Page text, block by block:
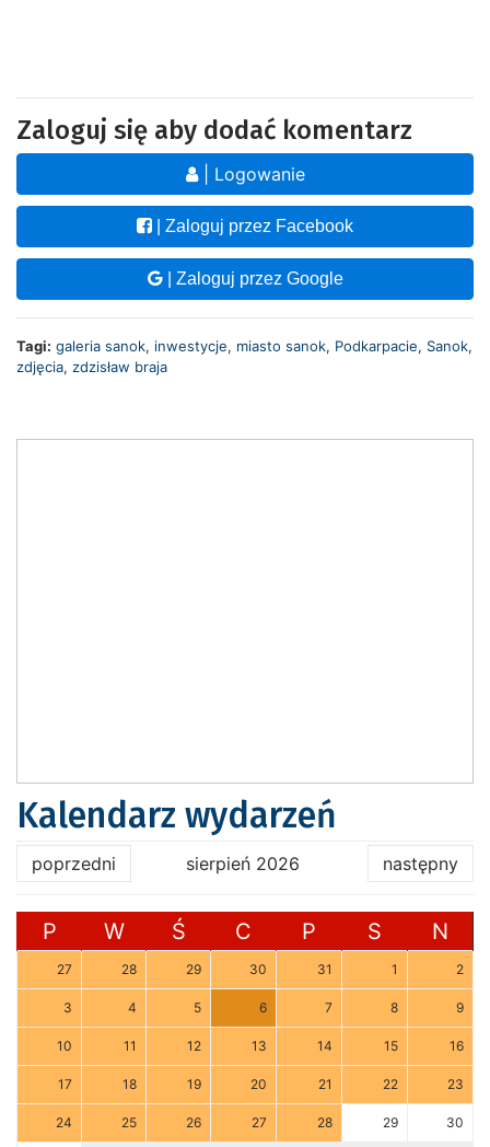
Zaloguj się aby dodać komentarz
| Logowanie
| Zaloguj przez Facebook
| Zaloguj przez Google
Tagi: galeria sanok, inwestycje, miasto sanok, Podkarpacie, Sanok,
zdjęcia, zdzisław braja
Kalendarz wydarzeń
poprzedni sierpień 2026 następny
P W Ś C P S N
27 28 29 30 31 1 2
3 4 5 6 7 8 9
10 11 12 13 14 15 16
17 18 19 20 21 22 23
24 25 26 27 28 29 30